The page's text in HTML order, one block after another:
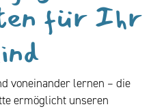
für Ihr
voneinander lernen – die
ermöglicht unseren